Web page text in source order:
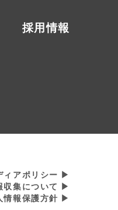
採用情報
ィアポリシー
収集について
情報保護方針